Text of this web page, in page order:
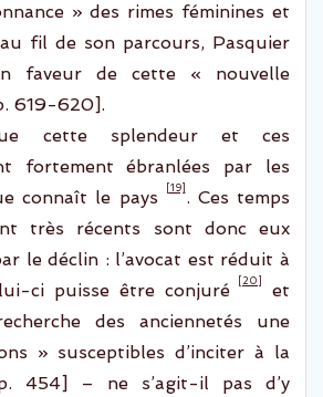
» des rimes féminines et
fil de son parcours, Pasquier
faveur de cette « nouvelle
619-620].
cette splendeur et ces
fortement ébranlées par les
connaît le pays
[19] . Ces temps
très récents sont donc eux
le déclin : l’avocat est réduit à
ci puisse être conjuré
[20]
et
des anciennetés une
» susceptibles d’inciter à la
454] – ne s’agit-il pas d’y